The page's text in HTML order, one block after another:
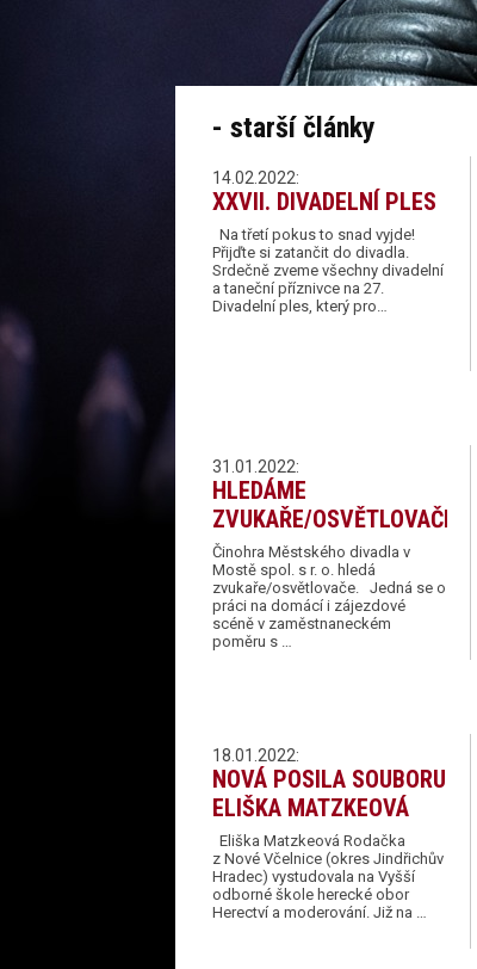
- starší články
14.02.2022:
XXVII. DIVADELNÍ PLES
Na třetí pokus to snad vyjde!
Přijďte si zatančit do divadla.
Srdečně zveme všechny divadelní
a taneční příznivce na 27.
Divadelní ples, který pro…
31.01.2022:
HLEDÁME
ZVUKAŘE/OSVĚTLOVAČE
Činohra Městského divadla v
Mostě spol. s r. o. hledá
zvukaře/osvětlovače. Jedná se o
práci na domácí i zájezdové
scéně v zaměstnaneckém
poměru s …
18.01.2022:
NOVÁ POSILA SOUBORU
ELIŠKA MATZKEOVÁ
Eliška Matzkeová Rodačka
z Nové Včelnice (okres Jindřichův
Hradec) vystudovala na Vyšší
odborné škole herecké obor
Herectví a moderování. Již na …